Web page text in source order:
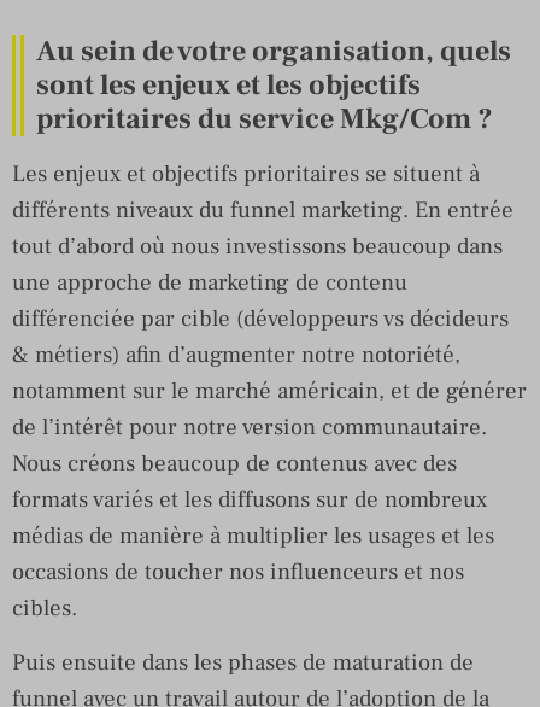
Au sein de votre organisation, quels
sont les enjeux et les objectifs
prioritaires du service Mkg/Com ?
Les enjeux et objectifs prioritaires se situent à
différents niveaux du funnel marketing. En entrée
tout d’abord où nous investissons beaucoup dans
une approche de marketing de contenu
différenciée par cible (développeurs vs décideurs
& métiers) afin d’augmenter notre notoriété,
notamment sur le marché américain, et de générer
de l’intérêt pour notre version communautaire.
Nous créons beaucoup de contenus avec des
formats variés et les diffusons sur de nombreux
médias de manière à multiplier les usages et les
occasions de toucher nos influenceurs et nos
cibles.
Puis ensuite dans les phases de maturation de
funnel avec un travail autour de l’adoption de la